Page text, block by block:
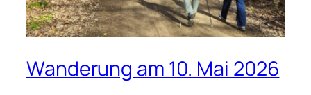
Wanderung am 10. Mai 2026